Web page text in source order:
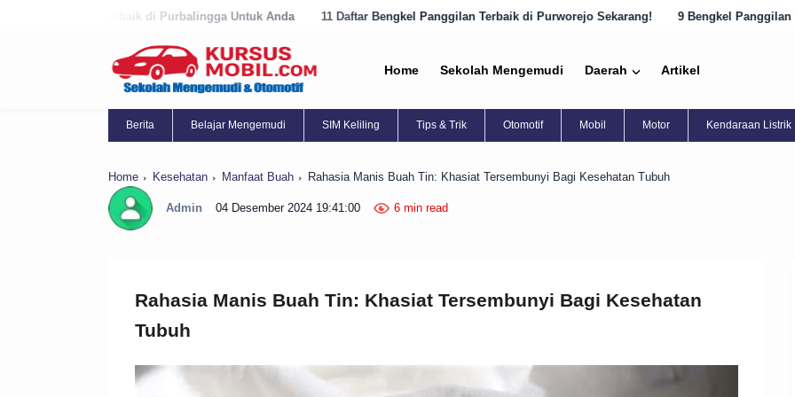
di Purbalingga Untuk Anda 11 Daftar Bengkel Panggilan Terbaik di Purworejo Sekarang! 9 Bengkel Panggilan Terbaik di
Home Sekolah Mengemudi Daerah Artikel
Berita Belajar Mengemudi SIM Keliling Tips & Trik Otomotif Mobil Motor Kendaraan Listrik
Home Kesehatan Manfaat Buah Rahasia Manis Buah Tin: Khasiat Tersembunyi Bagi Kesehatan Tubuh
Admin 04 Desember 2024 19:41:00 6 min read
Rahasia Manis Buah Tin: Khasiat Tersembunyi Bagi Kesehatan
Tubuh